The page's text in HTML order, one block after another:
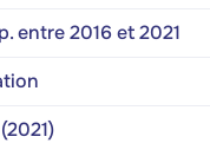
entre 2016 et 2021